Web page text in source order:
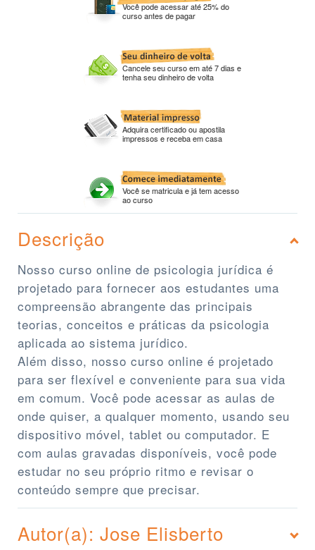
Você pode acessar até 25% do
curso antes de pagar
Cancele seu curso em até 7 dias e
tenha seu dinheiro de volta
Adquira certificado ou apostila
impressos e receba em casa
Você se matricula e já tem acesso
ao curso
Descrição
Nosso curso online de psicologia jurídica é
projetado para fornecer aos estudantes uma
compreensão abrangente das principais
teorias, conceitos e práticas da psicologia
aplicada ao sistema jurídico.
Além disso, nosso curso online é projetado
para ser flexível e conveniente para sua vida
em comum. Você pode acessar as aulas de
onde quiser, a qualquer momento, usando seu
dispositivo móvel, tablet ou computador. E
com aulas gravadas disponíveis, você pode
estudar no seu próprio ritmo e revisar o
conteúdo sempre que precisar.
Autor(a): Jose Elisberto